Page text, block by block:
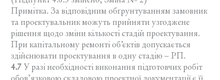
Примітка. За відповідним обґрунтуванням замовник
та проектувальник можуть прийняти узгоджене
рішення щодо зміни кількості стадій проектування.
При капітальному ремонті об’єктів допускається
здійснювати проектування в одну стадію – РП.
4.7 У разі необхідності виконання підготовчих робіт